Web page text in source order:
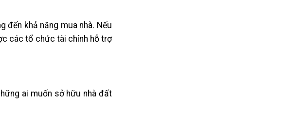
đến khả năng mua nhà. Nếu
các tổ chức tài chính hỗ trợ
ai muốn sở hữu nhà đất